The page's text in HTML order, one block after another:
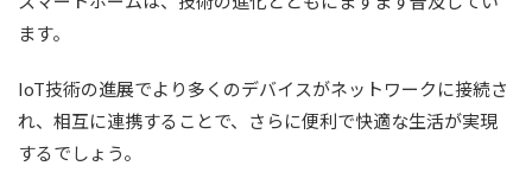
ます。
IoT技術の進展でより多くのデバイスがネットワークに接続さ
れ、相互に連携することで、さらに便利で快適な生活が実現
するでしょう。